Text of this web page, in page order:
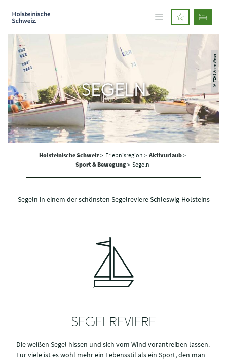
© TZHS Anne Weise
SEGELN
Holsteinische Schweiz> Erlebnisregion > Aktivurlaub>
Sport & Bewegung> Segeln
Segeln in einem der schönsten Segelreviere Schleswig-Holsteins
SEGELREVIERE
Die weißen Segel hissen und sich vom Wind vorantreiben lassen.
Für viele ist es wohl mehr ein Lebensstil als ein Sport, den man